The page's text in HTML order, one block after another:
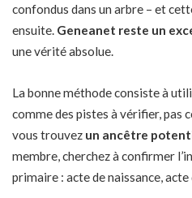
confondus dans un arbre – et
ensuite. Geneanet reste un
une vérité absolue.
La bonne méthode consiste à
comme des pistes à vérifier, pas
vous trouvez un ancêtre
membre, cherchez à confirmer
primaire : acte de naissance,